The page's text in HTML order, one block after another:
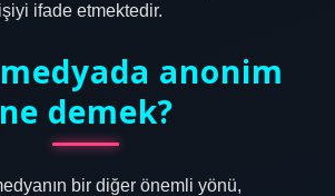
ifade etmektedir.
anonim
ne demek?
bir diğer önemli yönü,